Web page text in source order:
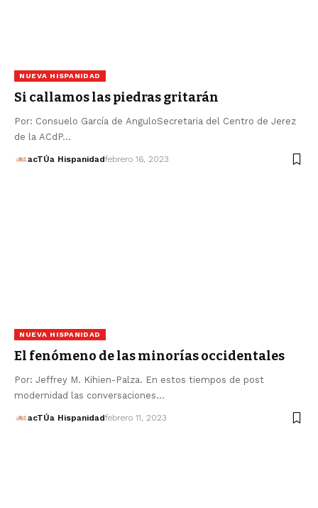
NUEVA HISPANIDAD
Si callamos las piedras gritarán
Por: Consuelo García de AnguloSecretaria del Centro de Jerez
de la ACdP…
acTÚa Hispanidadfebrero 16, 2023
NUEVA HISPANIDAD
El fenómeno de las minorías occidentales
Por: Jeffrey M. Kihien-Palza. En estos tiempos de post
modernidad las conversaciones…
acTÚa Hispanidadfebrero 11, 2023